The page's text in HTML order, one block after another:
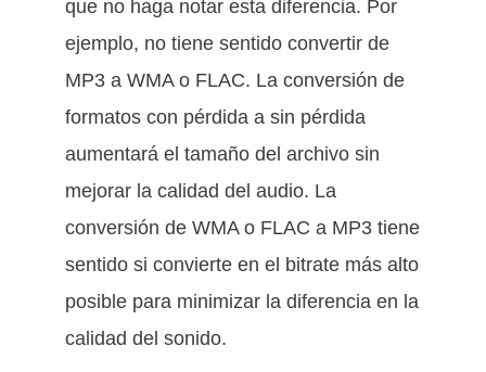
que no haga notar esta diferencia. Por
ejemplo, no tiene sentido convertir de
MP3 a WMA o FLAC. La conversión de
formatos con pérdida a sin pérdida
aumentará el tamaño del archivo sin
mejorar la calidad del audio. La
conversión de WMA o FLAC a MP3 tiene
sentido si convierte en el bitrate más alto
posible para minimizar la diferencia en la
calidad del sonido.